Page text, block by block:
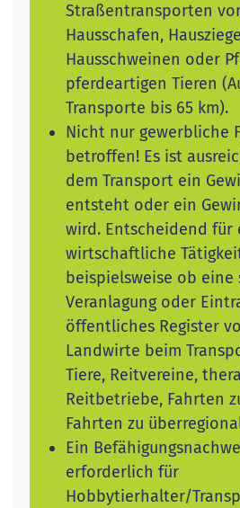
Straßentransporten
Hausschafen,
Hausschweinen oder
pferdeartigen Tieren
Transporte bis 65 km).
Nicht nur gewerbliche
betroffen! Es ist
dem Transport ein
entsteht oder ein
wird. Entscheidend für
wirtschaftliche
beispielsweise ob eine
Veranlagung oder
öffentliches Register
Landwirte beim
Tiere, Reitvereine,
Reitbetriebe, Fahrten
Fahrten zu
Ein
erforderlich für
Hobbytierhalter/